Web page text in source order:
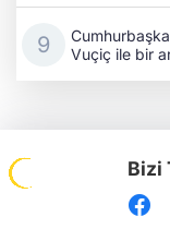
Vuçiç ile bir
Bizi